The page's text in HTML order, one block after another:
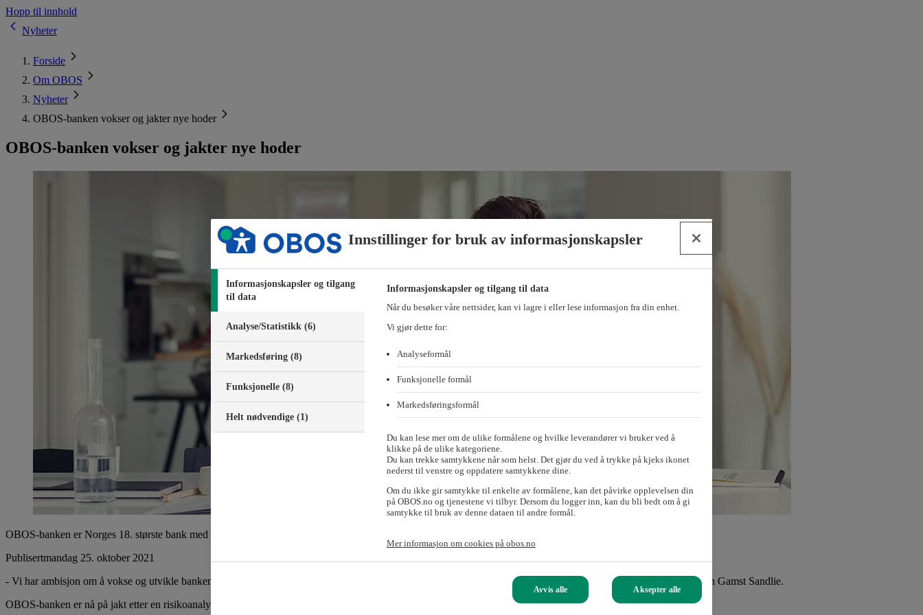
Hopp til innhold
Nyheter
Forside
Om OBOS
Nyheter
OBOS-banken vokser og jakter nye hoder
OBOS-banken vokser og jakter nye hoder
OBOS-banken er Norges 18. største bank med en forvaltningskapital på 53 milliarder kroner.
Publisertmandag 25. oktober 2021
- Vi har ambisjon om å vokse og utvikle banken videre. Derfor leter vi nå etter flere medarbeidere til viktige oppgaver i banken, sier administrerende direktør Øistein Gamst Sandlie.
OBOS-banken er nå på jakt etter en risikoanalytiker, AML-rådgiver og IT-ansvarlig for kvalitet og sikkerhet.
Innstillinger for bruk av informasjonskapsler
Informasjonskapsler og tilgang
til data
Analyse/Statistikk (6)
Markedsføring (8)
Funksjonelle (8)
Helt nødvendige (1)
Informasjonskapsler og tilgang til data
Når du besøker våre nettsider, kan vi lagre i eller lese informasjon fra din enhet.
Vi gjør dette for:
Analyseformål
Funksjonelle formål
Markedsføringsformål
Du kan lese mer om de ulike formålene og hvilke leverandører vi bruker ved å
klikke på de ulike kategoriene.
Du kan trekke samtykkene når som helst. Det gjør du ved å trykke på kjeks ikonet
nederst til venstre og oppdatere samtykkene dine.
Om du ikke gir samtykke til enkelte av formålene, kan det påvirke opplevelsen din
på OBOS.no og tjenestene vi tilbyr. Dersom du logger inn, kan du bli bedt om å gi
samtykke til bruk av denne dataen til andre formål.
Mer informasjon om cookies på obos.no
Avvis alle Aksepter alle